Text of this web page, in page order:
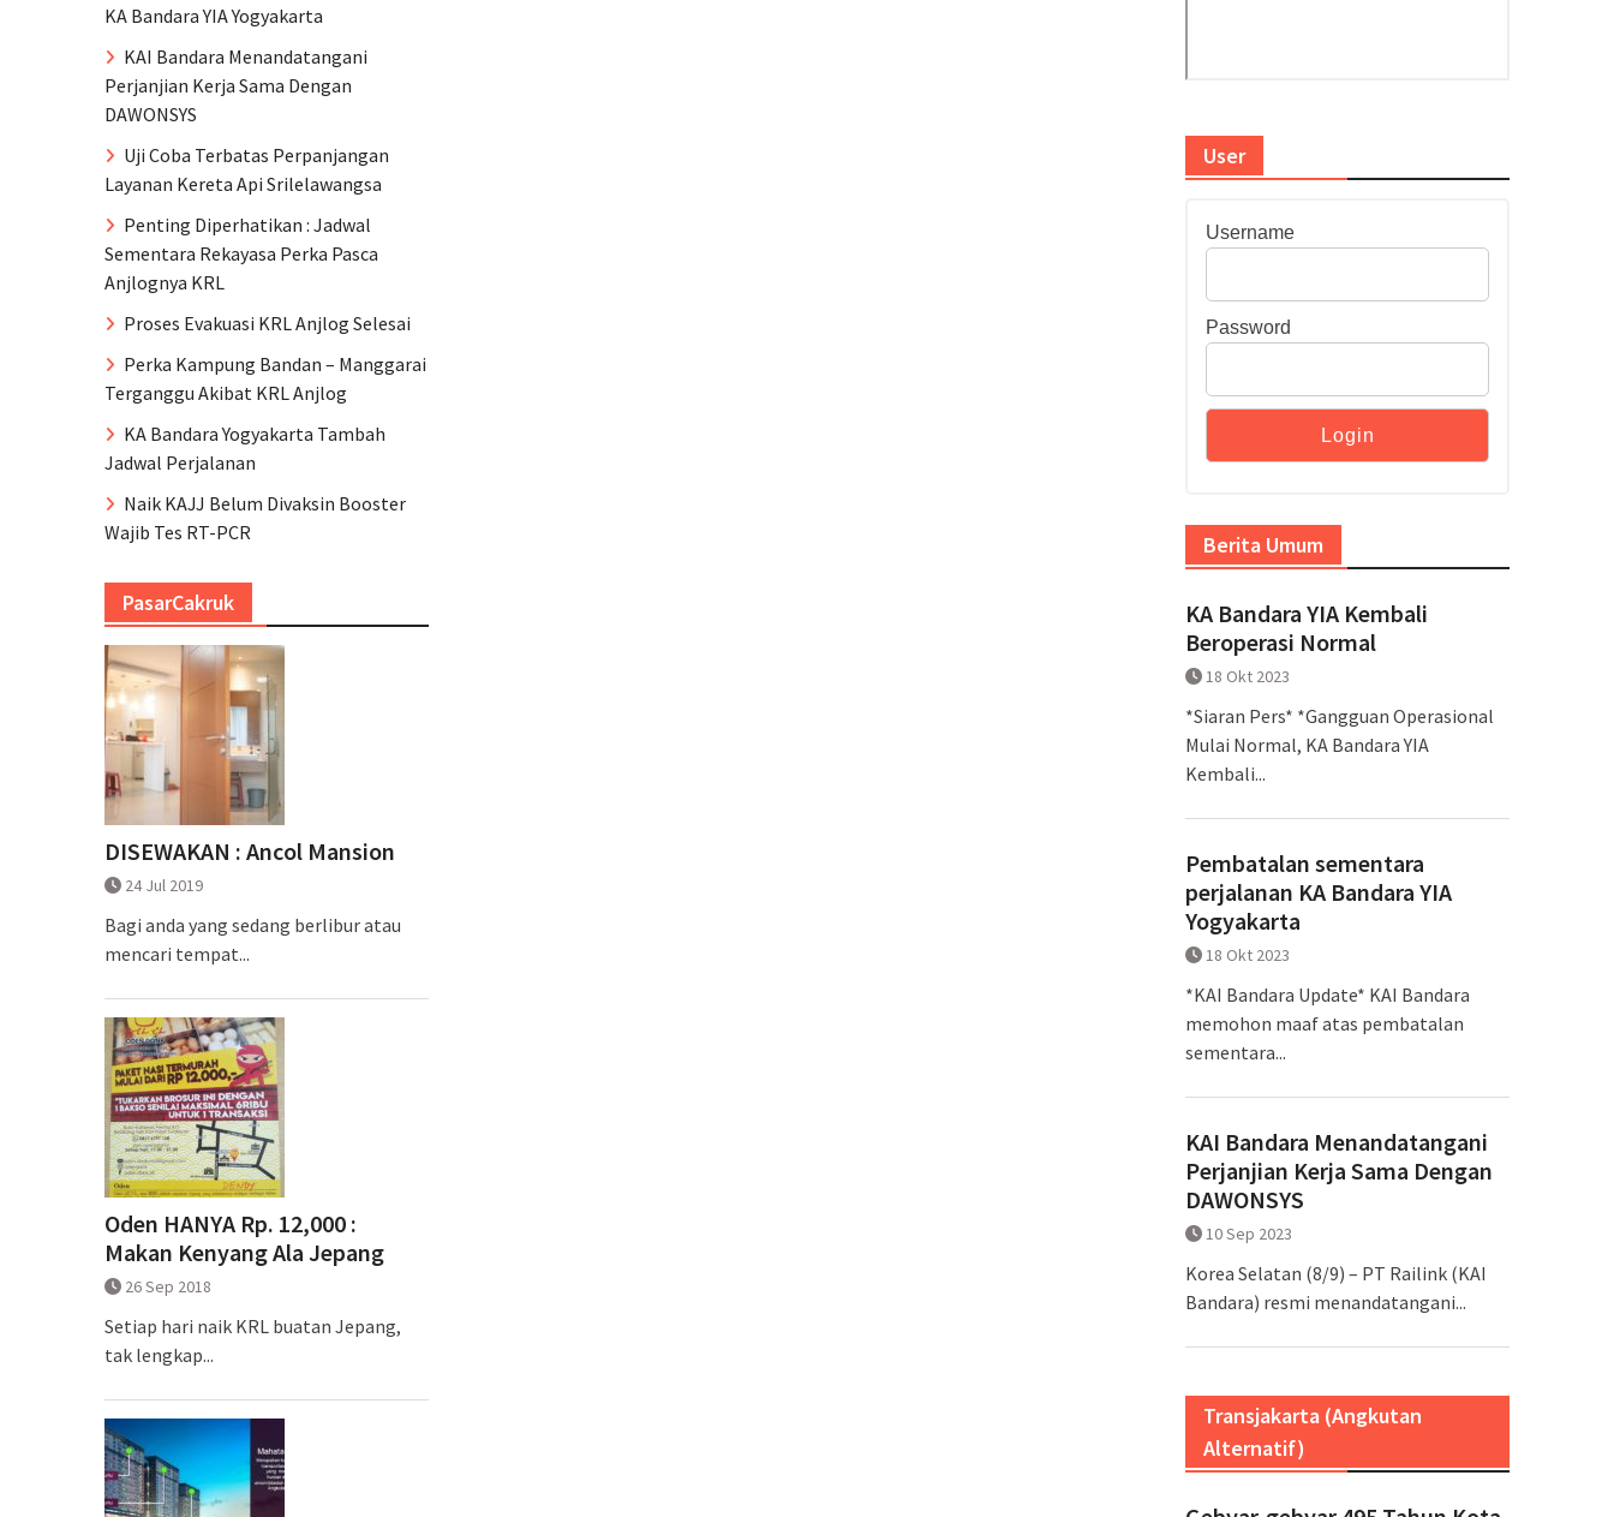
User
Username
Password
Berita Umum
KA Bandara YIA Kembali
Beroperasi Normal
18 Okt 2023
*Siaran Pers* *Gangguan Operasional
Mulai Normal, KA Bandara YIA
Kembali...
Pembatalan sementara
perjalanan KA Bandara YIA
Yogyakarta
18 Okt 2023
*KAI Bandara Update* KAI Bandara
memohon maaf atas pembatalan
sementara...
KAI Bandara Menandatangani
Perjanjian Kerja Sama Dengan
DAWONSYS
10 Sep 2023
Korea Selatan (8/9) – PT Railink (KAI
Bandara) resmi menandatangani...
Transjakarta (Angkutan
Alternatif)
KA Bandara YIA Yogyakarta
KAI Bandara Menandatangani
Perjanjian Kerja Sama Dengan
DAWONSYS
Uji Coba Terbatas Perpanjangan
Layanan Kereta Api Srilelawangsa
Penting Diperhatikan : Jadwal
Sementara Rekayasa Perka Pasca
Anjlognya KRL
Proses Evakuasi KRL Anjlog Selesai
Perka Kampung Bandan – Manggarai
Terganggu Akibat KRL Anjlog
KA Bandara Yogyakarta Tambah
Jadwal Perjalanan
Naik KAJJ Belum Divaksin Booster
Wajib Tes RT-PCR
PasarCakruk
DISEWAKAN : Ancol Mansion
24 Jul 2019
Bagi anda yang sedang berlibur atau
mencari tempat...
Oden HANYA Rp. 12,000 :
Makan Kenyang Ala Jepang
26 Sep 2018
Setiap hari naik KRL buatan Jepang,
tak lengkap...